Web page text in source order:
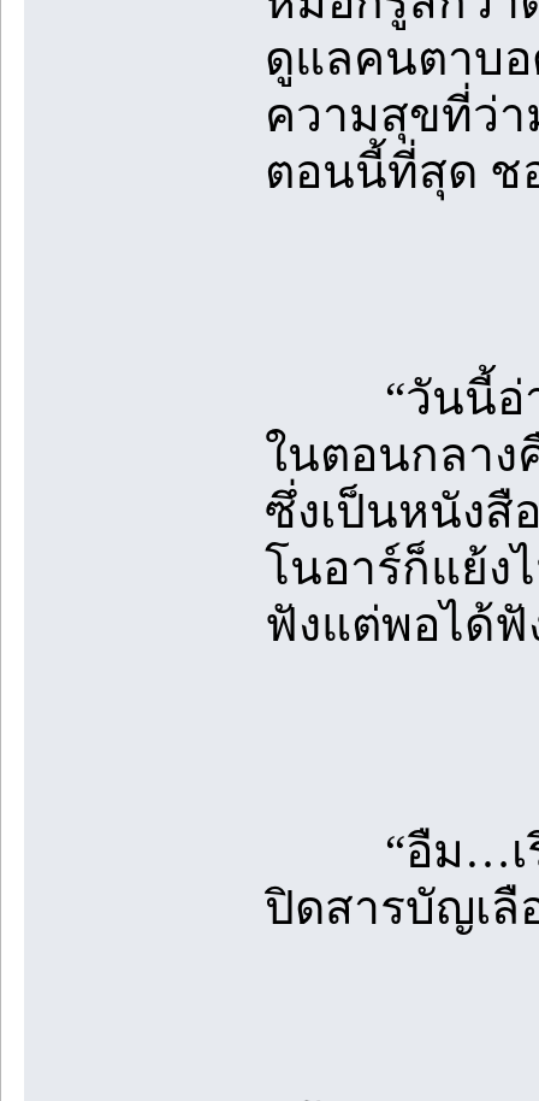
ดูแลคนตาบอ
ความสุขที่ว่า
ตอนนี้ที่สุด
“วันนี้อ่าน
ในตอนกลาง
ซึ่งเป็นหนัง
โนอาร์ก็แย้ง
ฟังแต่พอได้ฟั
“อืม…เรื่อ
ปิดสารบัญเลื